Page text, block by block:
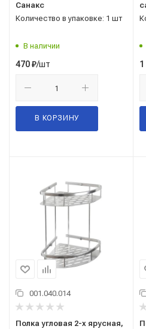
Санакс
Количество в упаковке: 1 шт
В наличии
470₽/шт
В КОРЗИНУ
1
001.040.014
Полка угловая 2-х ярусная,